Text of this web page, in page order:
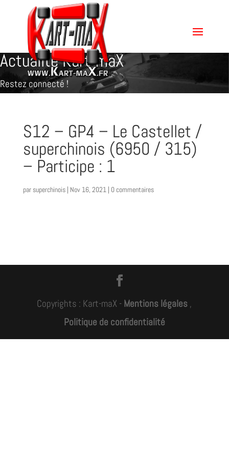
Actualité Kart-maX
Restez connecté !
S12 – GP4 – Le Castellet /
superchinois (6950 / 315)
– Participe : 1
par superchinois| Nov 16, 2021| 0 commentaires
Copyrights : Kart-maX - Mentions légales ,
Politique de confidentialité